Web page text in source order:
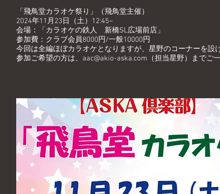
「飛鳥堂カラオケ祭り」（飛鳥堂主催）
2024年11月23日（土）12:45~
会場：「カラオケの鉄人 新橋SL広場前店」
参加費：クラブ会員8000円/一般10000円
今回は全編ほぼカラオケとなりますが、星野のコーナーを
参加ご希望の方は、 aac@akio-aska.com （担当星野）までご